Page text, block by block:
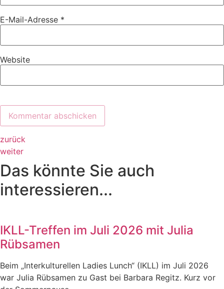
E-Mail-Adresse *
Website
zurück
weiter
Das könnte Sie auch
interessieren...
IKLL-Treffen im Juli 2026 mit Julia
Rübsamen
Beim „Interkulturellen Ladies Lunch“ (IKLL) im Juli 2026
war Julia Rübsamen zu Gast bei Barbara Regitz. Kurz vor